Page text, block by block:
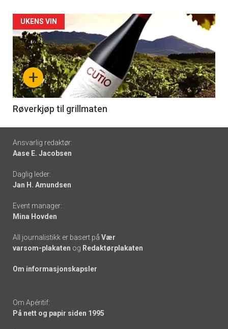
Forsiden
akkurat
nå
-
6
+
UKENS VIN
Røverkjøp til grillmaten
Footer
-
links
Ansvarlig redaktør:
Aase E. Jacobsen
Daglig leder:
Jan H. Amundsen
Event manager:
Mina Hovden
All journalistikk er basert på Vær
varsom-plakaten og Redaktørplakaten
Om informasjonskapsler
Om Apéritif:
På nett og papir siden 1995